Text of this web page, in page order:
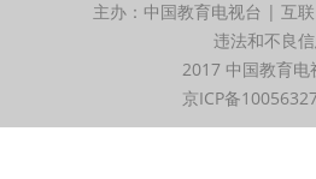
主办：中国教育电视台 | 互
违法和不良
2017 中国教育
京ICP备